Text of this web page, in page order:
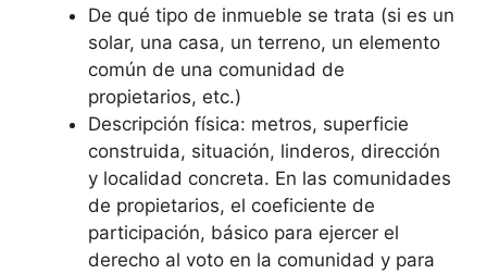
De qué tipo de inmueble se trata (si es un
solar, una casa, un terreno, un elemento
común de una comunidad de
propietarios, etc.)
Descripción física: metros, superficie
construida, situación, linderos, dirección
y localidad concreta. En las comunidades
de propietarios, el coeficiente de
participación, básico para ejercer el
derecho al voto en la comunidad y para